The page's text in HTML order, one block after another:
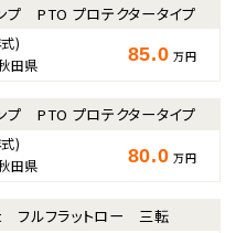
プ PTO プロテクタータイプ
)
田県 85.0 万円
プ PTO プロテクタータイプ
)
田県 80.0 万円
フルフラットロー 三転